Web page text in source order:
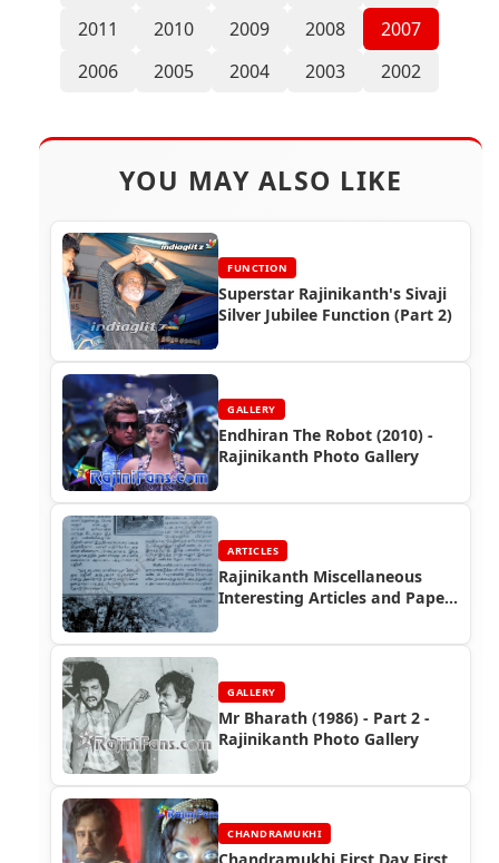
2011
2010 2009 2008
2007
2006
2005 2004 2003 2002
YOU MAY ALSO LIKE
FUNCTION
Superstar Rajinikanth's Sivaji
Silver Jubilee Function (Part 2)
GALLERY
Endhiran The Robot (2010) -
Rajinikanth Photo Gallery
ARTICLES
Rajinikanth Miscellaneous
Interesting Articles and Paper
GALLERY
Mr Bharath (1986) - Part 2 -
Rajinikanth Photo Gallery
CHANDRAMUKHI
Chandramukhi First Day First